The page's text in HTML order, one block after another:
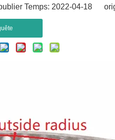
Temps: 2022-04-18